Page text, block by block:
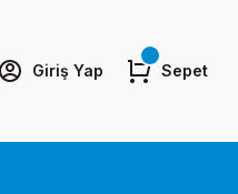
Giriş Yap Sepet